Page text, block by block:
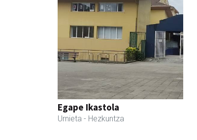
Egape Ikastola
Urnieta - Hezkuntza